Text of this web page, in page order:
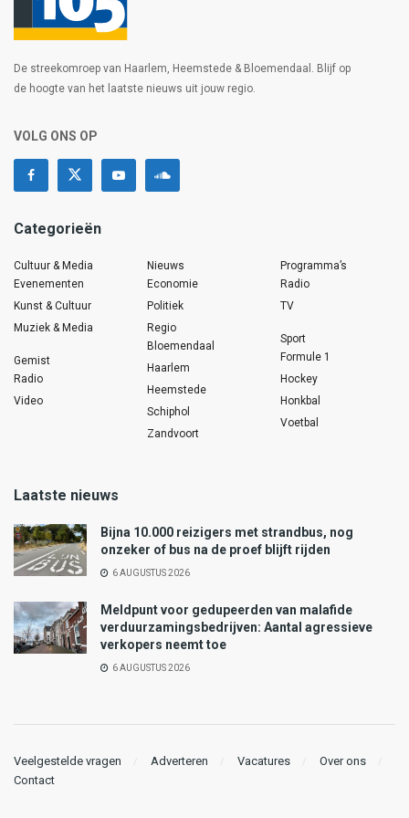
De streekomroep van Haarlem, Heemstede & Bloemendaal. Blijf op
de hoogte van het laatste nieuws uit jouw regio.
VOLG ONS OP
Categorieën
Cultuur & Media
Evenementen
Kunst & Cultuur
Muziek & Media
Gemist
Radio
Video
Nieuws
Economie
Politiek
Regio
Bloemendaal
Haarlem
Heemstede
Schiphol
Zandvoort
Programma’s
Radio
TV
Sport
Formule 1
Hockey
Honkbal
Voetbal
Laatste nieuws
Bijna 10.000 reizigers met strandbus, nog
onzeker of bus na de proef blijft rijden
6 AUGUSTUS 2026
Meldpunt voor gedupeerden van malafide
verduurzamingsbedrijven: Aantal agressieve
verkopers neemt toe
6 AUGUSTUS 2026
Veelgestelde vragen Adverteren Vacatures
Over ons
Contact